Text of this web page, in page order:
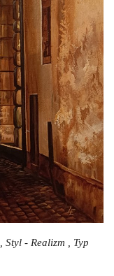
Styl - Realizm , Typ